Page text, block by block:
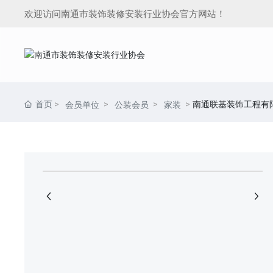
欢迎访问南通市装饰装修安装行业协会官方网站！
首页 会员单位 公装会员 家装 南通联基装饰工程有